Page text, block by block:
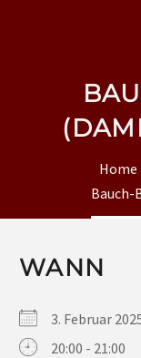
Home
Bauch-
WANN
3. Februar
20:00 - 21:00